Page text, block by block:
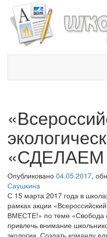
Опубликовано 04.05.2017,
Саушкина
С 15 марта 2017 года в
рамках акции
ВМЕСТЕ!» по теме «Свобода
привлечь внимание
экологии. Создать команду